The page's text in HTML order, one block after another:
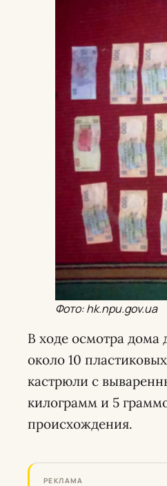
Фото: hk.npu.gov.ua
В ходе осмотра дома
около 10
кастрюли с
килограмм и 5
происхождения.
РЕКЛАМА